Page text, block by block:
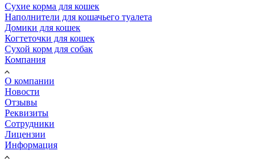
Сухие корма для кошек
Наполнители для кошачьего туалета
Домики для кошек
Когтеточки для кошек
Сухой корм для собак
Компания
О компании
Новости
Отзывы
Реквизиты
Сотрудники
Лицензии
Информация